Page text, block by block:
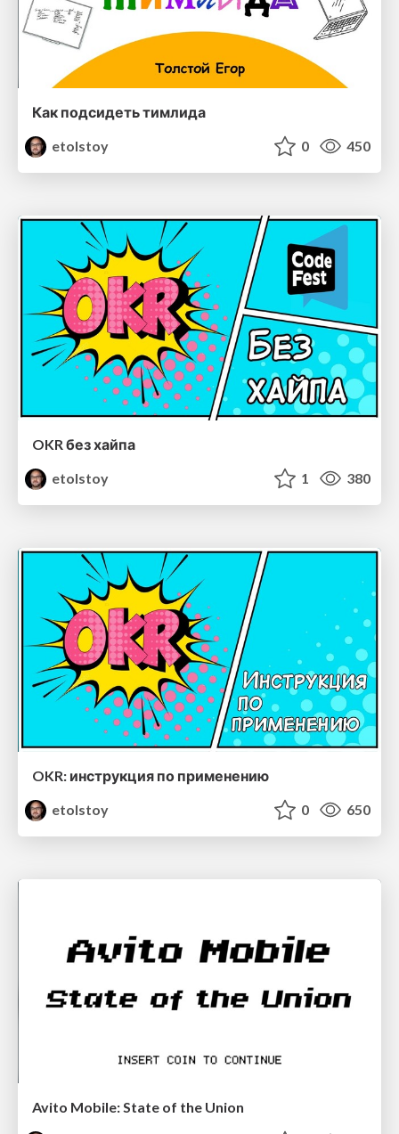
Как подсидеть тимлида
etolstoy
0 450
OKR без хайпа
etolstoy
1 380
OKR: инструкция по применению
etolstoy
0 650
Avito Mobile: State of the Union